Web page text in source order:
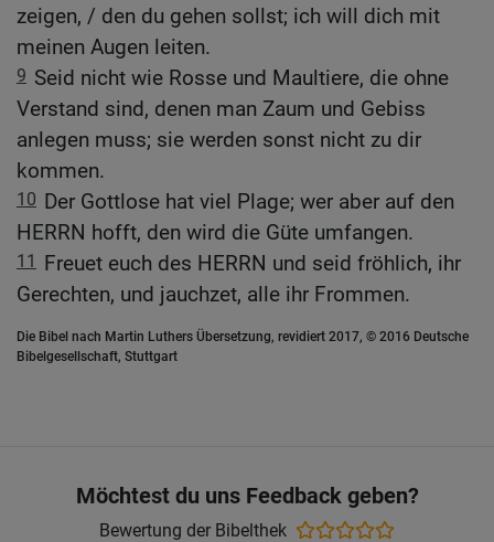
zeigen, / den du gehen sollst; ich will dich mit
meinen Augen leiten.
9 Seid nicht wie Rosse und Maultiere, die ohne
Verstand sind, denen man Zaum und Gebiss
anlegen muss; sie werden sonst nicht zu dir
kommen.
10 Der Gottlose hat viel Plage; wer aber auf den
HERRN hofft, den wird die Güte umfangen.
11
Freuet euch des HERRN und seid fröhlich, ihr
Gerechten, und jauchzet, alle ihr Frommen.
Die Bibel nach Martin Luthers Übersetzung, revidiert 2017, © 2016 Deutsche
Bibelgesellschaft, Stuttgart
Möchtest du uns Feedback geben?
Bewertung der Bibelthek